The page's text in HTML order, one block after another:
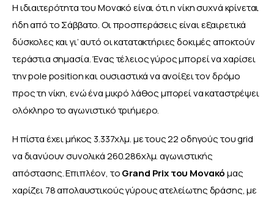
Η ιδιαιτερότητα του Μονακό είναι ότι η νίκη συχνά κρίνεται
ήδη από το Σάββατο. Οι προσπεράσεις είναι εξαιρετικά
δύσκολες και γι’ αυτό οι κατατακτήριες δοκιμές αποκτούν
τεράστια σημασία. Ένας τέλειος γύρος μπορεί να χαρίσει
την pole position και ουσιαστικά να ανοίξει τον δρόμο
προς τη νίκη, ενώ ένα μικρό λάθος μπορεί να καταστρέψει
ολόκληρο το αγωνιστικό τριήμερο.
Η πίστα έχει μήκος 3.337χλμ. με τους 22 οδηγούς του grid
να διανύουν συνολικά 260.286χλμ. αγωνιστικής
απόστασης. Επιπλέον, το Grand Prix του Μονακό μας
χαρίζει 78 απολαυστικούς γύρους ατελείωτης δράσης, με